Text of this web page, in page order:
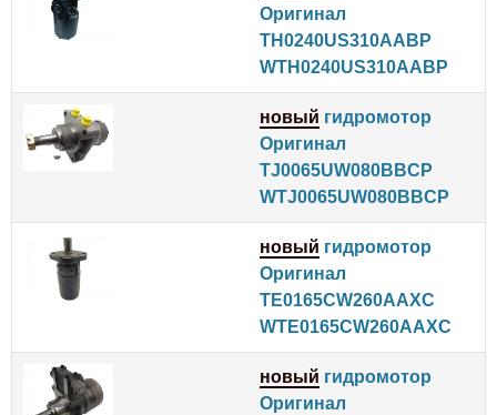
Оригинал
TH0240US310AABP
WTH0240US310AABP
новый гидромотор
Оригинал
TJ0065UW080BBCP
WTJ0065UW080BBCP
новый гидромотор
Оригинал
TE0165CW260AAXC
WTE0165CW260AAXC
новый гидромотор
Оригинал